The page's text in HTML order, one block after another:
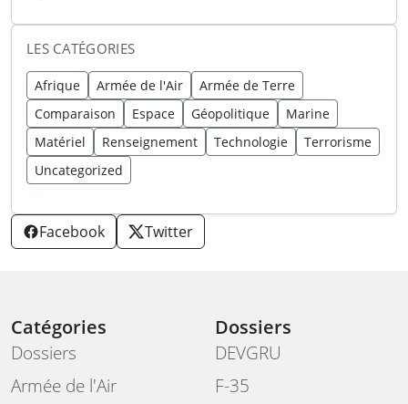
LES CATÉGORIES
Afrique Armée de l'Air
Armée de Terre
Comparaison
Espace Géopolitique
Marine
Matériel
Renseignement Technologie
Terrorisme
Uncategorized
Facebook Twitter
Catégories
Dossiers
Armée de l'Air
Dossiers
DEVGRU
F-35